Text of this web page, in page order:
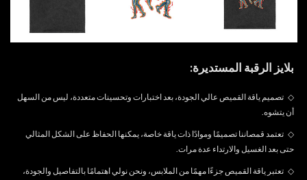
بلايز الرقبة المستديرة:
◇ تصميم ياقة القميص عالي الجودة، بعد اختبارات وتحسينات متعددة، ليس من السهل
أن يتشوه.
◇ تعتمد قمصاننا تصميمًا وموادًا ذات ياقة خاصة، يمكنها الحفاظ على الشكل المثالي
حتى بعد الغسيل والارتداء عدة مرات.
◇ تعتبر ياقة القميص جزءًا مهمًا من الملابس، ونحن نولي اهتمامًا بالتفاصيل والجودة،